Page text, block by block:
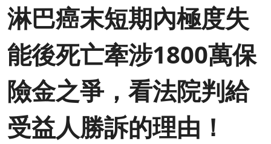
淋巴癌末短期內極度失
能後死亡牽涉1800萬保
險金之爭，看法院判給
受益人勝訴的理由！